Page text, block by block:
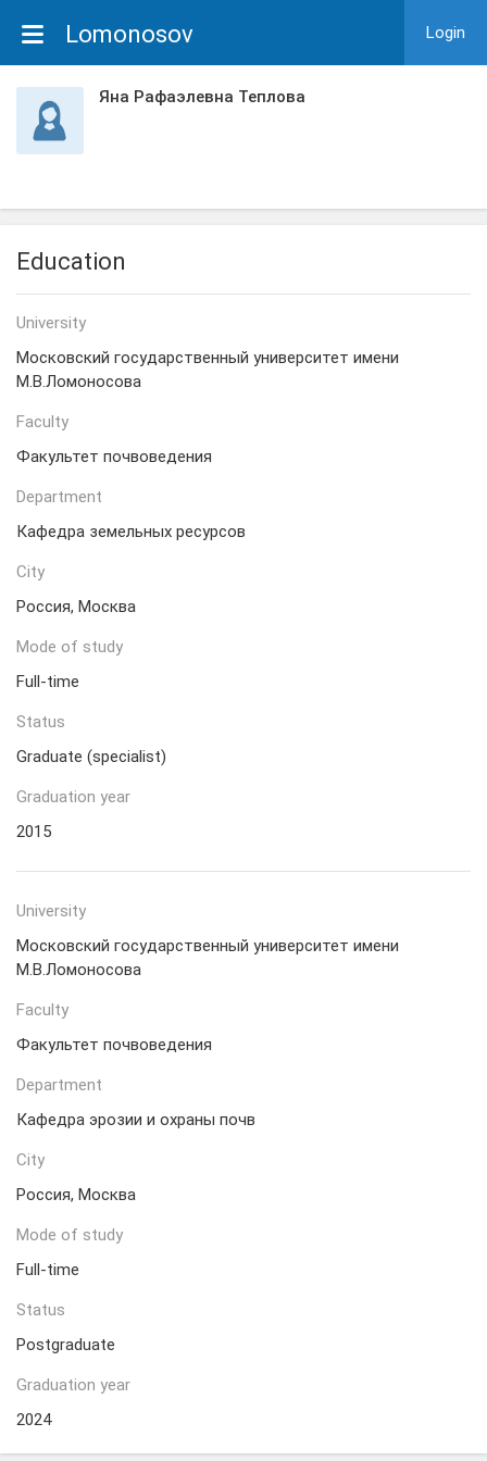
Lomonosov Login
Яна Рафаэлевна Теплова
Education
University
Московский государственный университет имени
М.В.Ломоносова
Faculty
Факультет почвоведения
Department
Кафедра земельных ресурсов
City
Россия, Москва
Mode of study
Full-time
Status
Graduate (specialist)
Graduation year
2015
University
Московский государственный университет имени
М.В.Ломоносова
Faculty
Факультет почвоведения
Department
Кафедра эрозии и охраны почв
City
Россия, Москва
Mode of study
Full-time
Status
Postgraduate
Graduation year
2024